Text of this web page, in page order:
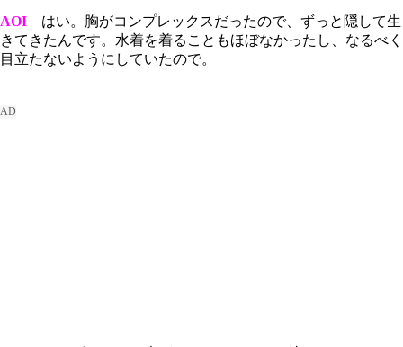
AOI はい。胸がコンプレックスだったので、ずっと隠して生
きてきたんです。水着を着ることもほぼなかったし、なるべく
目立たないようにしていたので。